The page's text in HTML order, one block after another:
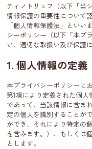
ティノトリュフ（以下「当
情報保護の重要性について
「個人情報保護法」とい
シーポリシー（以下「本プ
い、適切な取扱い及び保護
1. 個人情報の定義
本プライバシーポリシーに
第1項により定義された個
であって、当該情報に含ま
定の個人を識別することが
ができ、それにより特定の
を含みます。）、もしくは
とします。